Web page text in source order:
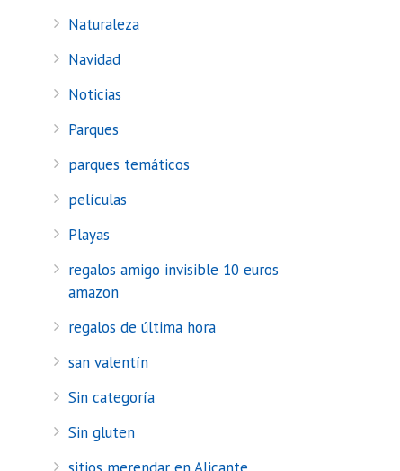
Naturaleza
Navidad
Noticias
Parques
parques temáticos
películas
Playas
regalos amigo invisible 10 euros
amazon
regalos de última hora
san valentín
Sin categoría
Sin gluten